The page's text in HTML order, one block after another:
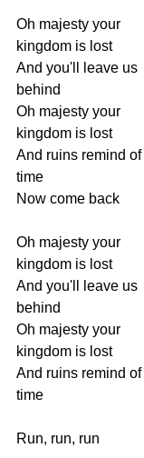
Oh majesty your
kingdom is lost
And you'll leave us
behind
Oh majesty your
kingdom is lost
And ruins remind of
time
Now come back
Oh majesty your
kingdom is lost
And you'll leave us
behind
Oh majesty your
kingdom is lost
And ruins remind of
time
Run, run, run